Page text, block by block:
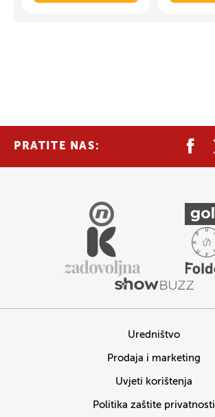
PRATITE NAS:
Uredništvo
Prodaja i marketing
Uvjeti korištenja
Politika zaštite privatnosti